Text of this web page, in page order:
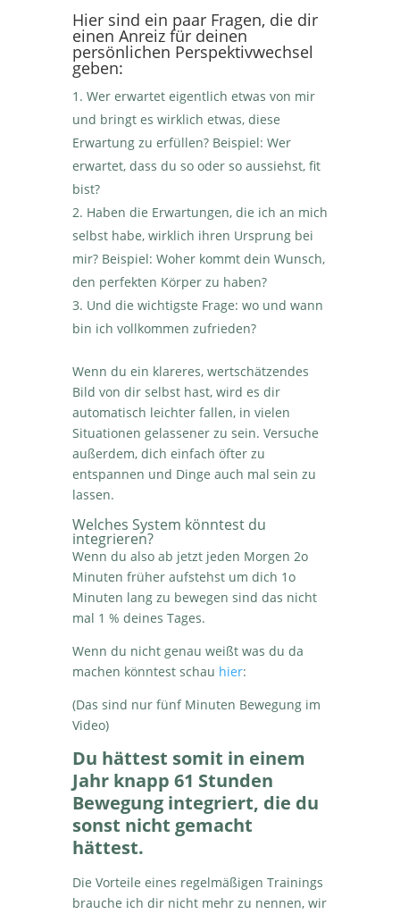
Hier sind ein paar Fragen, die dir
einen Anreiz für deinen
persönlichen Perspektivwechsel
geben:
Wer erwartet eigentlich etwas von mir
und bringt es wirklich etwas, diese
Erwartung zu erfüllen? Beispiel: Wer
erwartet, dass du so oder so aussiehst, fit
bist?
Haben die Erwartungen, die ich an mich
selbst habe, wirklich ihren Ursprung bei
mir? Beispiel: Woher kommt dein Wunsch,
den perfekten Körper zu haben?
Und die wichtigste Frage: wo und wann
bin ich vollkommen zufrieden?
Wenn du ein klareres, wertschätzendes
Bild von dir selbst hast, wird es dir
automatisch leichter fallen, in vielen
Situationen gelassener zu sein. Versuche
außerdem, dich einfach öfter zu
entspannen und Dinge auch mal sein zu
lassen.
Welches System könntest du
integrieren?
Wenn du also ab jetzt jeden Morgen 2o
Minuten früher aufstehst um dich 1o
Minuten lang zu bewegen sind das nicht
mal 1 % deines Tages.
Wenn du nicht genau weißt was du da
machen könntest schau hier:
(Das sind nur fünf Minuten Bewegung im
Video)
Du hättest somit in einem
Jahr knapp 61 Stunden
Bewegung integriert, die du
sonst nicht gemacht
hättest.
Die Vorteile eines regelmäßigen Trainings
brauche ich dir nicht mehr zu nennen, wir